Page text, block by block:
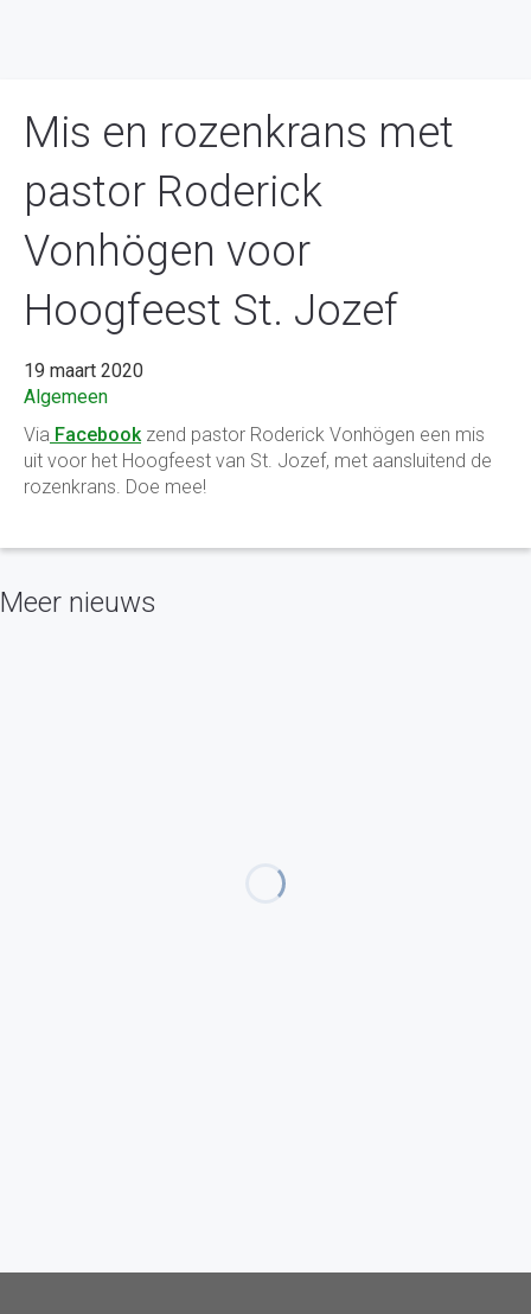
Mis en rozenkrans met
pastor Roderick
Vonhögen voor
Hoogfeest St. Jozef
19 maart 2020
Algemeen
Via Facebookzend pastor Roderick Vonhögen een mis
uit voor het Hoogfeest van St. Jozef, met aansluitend de
rozenkrans. Doe mee!
Meer nieuws